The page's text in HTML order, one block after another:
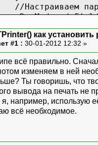
//Настраиваем
pDevMode-
pDevMode-
//Освобождаем
как
#1 : 30-01-2012 12:32 »
всё правильно.
изменяем в ней
Ты говоришь, что
вывода на печать не
например, использую
всё необходимое.